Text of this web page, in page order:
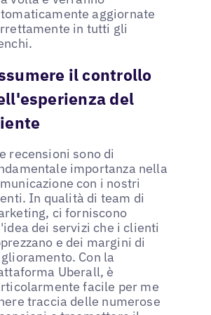
aggiornate
in tutti gli
il controllo
del
recensioni sono di
importanza nella
con i nostri
In qualità di team di
ci forniscono
dei servizi che i clienti
e dei margini di
Con la
Uberall, è
facile per me
traccia delle numerose